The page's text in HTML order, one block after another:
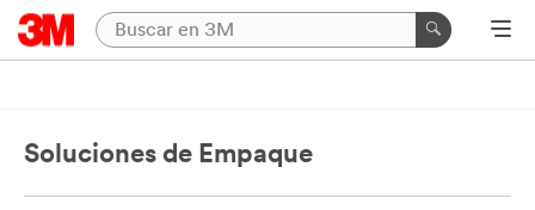
Soluciones de Empaque